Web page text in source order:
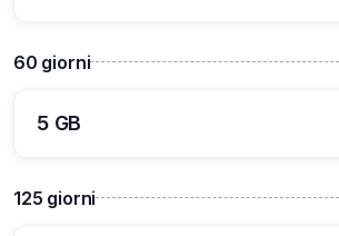
60 giorni
5 GB
125 giorni